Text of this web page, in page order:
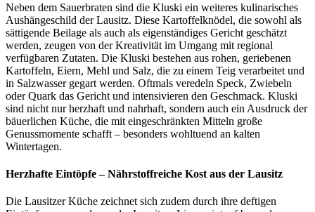
Neben dem Sauerbraten sind die Kluski ein weiteres kulinarisches
Aushängeschild der Lausitz. Diese Kartoffelknödel, die sowohl als
sättigende Beilage als auch als eigenständiges Gericht geschätzt
werden, zeugen von der Kreativität im Umgang mit regional
verfügbaren Zutaten. Die Kluski bestehen aus rohen, geriebenen
Kartoffeln, Eiern, Mehl und Salz, die zu einem Teig verarbeitet und
in Salzwasser gegart werden. Oftmals veredeln Speck, Zwiebeln
oder Quark das Gericht und intensivieren den Geschmack. Kluski
sind nicht nur herzhaft und nahrhaft, sondern auch ein Ausdruck der
bäuerlichen Küche, die mit eingeschränkten Mitteln große
Genussmomente schafft – besonders wohltuend an kalten
Wintertagen.
Herzhafte Eintöpfe – Nährstoffreiche Kost aus der Lausitz
Die Lausitzer Küche zeichnet sich zudem durch ihre deftigen